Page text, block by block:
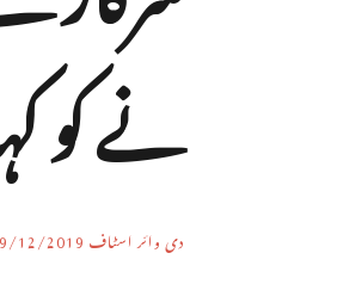
نے کو
دی وائر اسٹاف12/2019